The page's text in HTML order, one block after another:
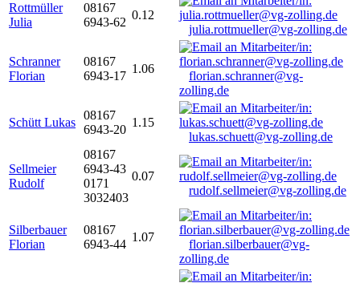
Rottmüller
Julia
08167
6943-62
0.12
julia.rottmueller@vg-zolling.de
Schranner
Florian
08167
6943-17
1.06
florian.schranner@vg-
zolling.de
Schütt Lukas
08167
6943-20
1.15
lukas.schuett@vg-zolling.de
Sellmeier
Rudolf
08167
6943-43
0171
3032403
0.07
rudolf.sellmeier@vg-zolling.de
Silberbauer
Florian
08167
6943-44
1.07
florian.silberbauer@vg-
zolling.de